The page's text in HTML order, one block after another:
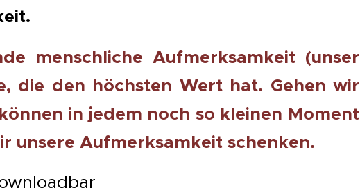
menschliche Aufmerksamkeit (unser
die den höchsten Wert hat. Gehen wir
in jedem noch so kleinen Moment
unsere Aufmerksamkeit schenken.